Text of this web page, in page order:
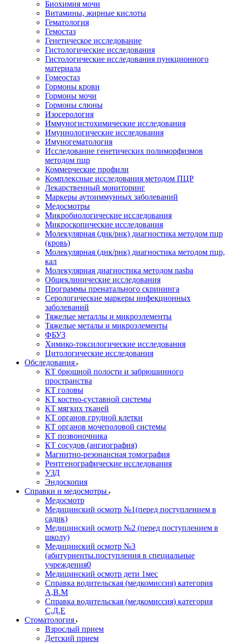
Биохимия мочи
Витамины, жирные кислоты
Гематология
Гемостаз
Генетическое исследование
Гистологические исследования
Гистологические исследования пункционного
материала
Гомеостаз
Гормоны крови
Гормоны мочи
Гормоны слюны
Изосерология
Иммуногистохимические исследования
Имуннологические исследования
Имуногематология
Исследование генетических полиморфизмов
методом пцр
Коммерческие профили
Комплексные исследования методом ПЦР
Лекарственный мониторинг
Маркеры аутоиммунных заболеваний
Медосмотры
Микробиологические исследования
Микроскопические исследования
Молекулярная (днк/рнк) диагностика методом пцр
(кровь)
Молекулярная (днк/рнк) диагностика методом пцр,
кал
Молекулярная диагностика методом nasba
Общеклинические исследования
Программы пренатального скрининга
Серологические маркеры инфекционных
заболеваний
Тяжелые металлы и микроэлементы
Тяжелые металы и микроэлементы
ФБУЗ
Химико-токсилогические исследования
Цитологические исследования
Обследования
КТ брюшной полости и забрюшинного
пространства
КТ головы
КТ костно-суставной системы
КТ мягких тканей
КТ органов грудной клетки
КТ органов мочеполовой системы
КТ позвоночника
КТ сосудов (ангиография)
Магнитно-резонансная томография
Рентгенографические исследования
УЗД
Эндоскопия
Справки и медосмотры
Медосмотр
Медицинский осмотр №1(перед поступлением в
садик)
Медицинский осмотр №2 (перед поступлением в
школу)
Медицинский осмотр №3
(абитуриенты.поступления в специальные
учреждения0
Медицинский осмотр дети 1мес
Справка водительская (медкомиссия) категория
А,В.М
Справка водительская (медкомиссия) категория
С,Д,Е
Стоматология
Взрослый прием
Детский прием